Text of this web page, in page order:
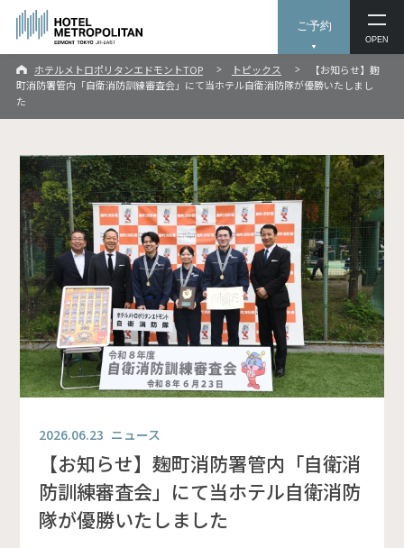
ご予約
OPEN
ホテルメトロポリタンエドモントTOP トピックス
【お知らせ】麹
町消防署管内「自衛消防訓練審査会」にて当ホテル自衛消防隊が優勝いたしまし
た
2026.06.23 ニュース
【お知らせ】麹町消防署管内「自衛消
防訓練審査会」にて当ホテル自衛消防
隊が優勝いたしました